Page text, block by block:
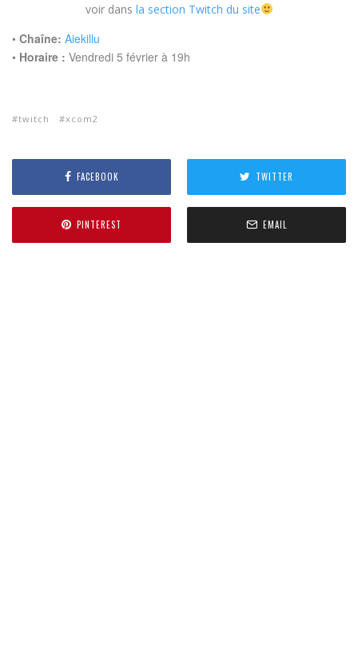
voir dans la section Twitch du site
• Chaîne: Aiekillu
• Horaire : Vendredi 5 février à 19h
twitch xcom2
FACEBOOK TWITTER
PINTEREST EMAIL